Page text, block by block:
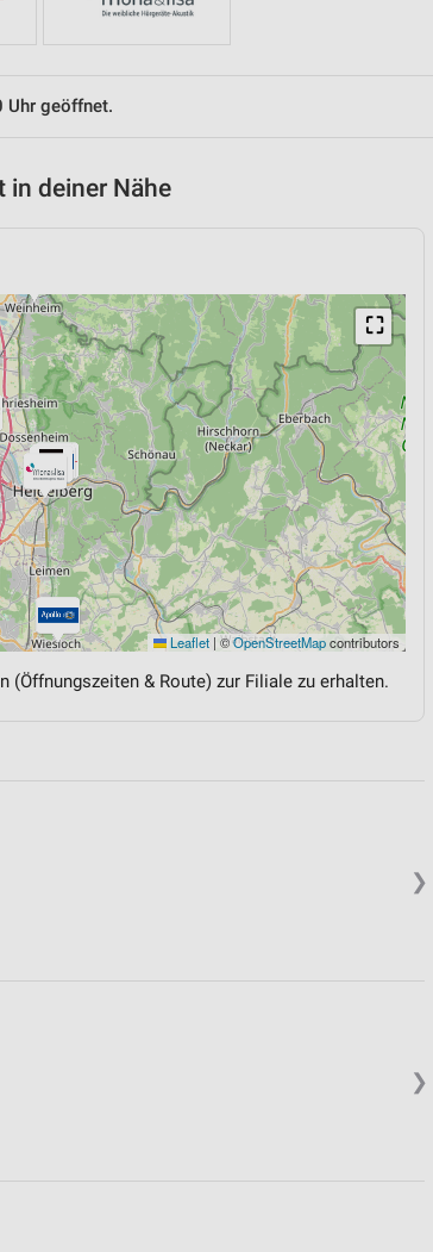
Uhr geöffnet.
in deiner Nähe
⛶
Leaflet | ©OpenStreetMapcontributors
& Route) zur Filiale zu erhalten.
❯
❯